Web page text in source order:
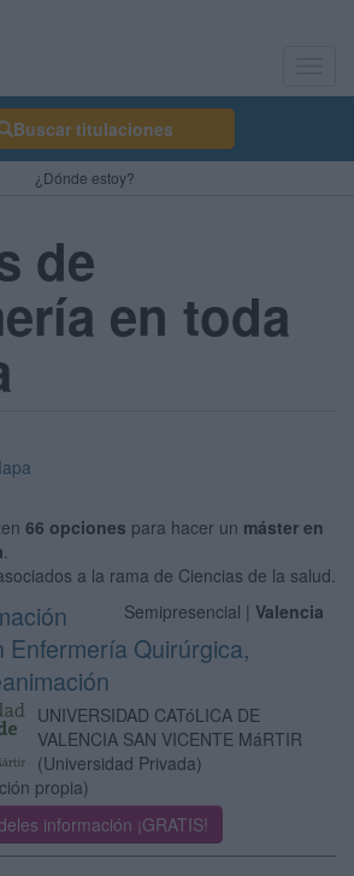
Buscar titulaciones
¿Dónde estoy?
de
en toda
66 opciones para hacer un máster en
.
a la rama de Ciencias de la salud.
Semipresencial | Valencia
Enfermería Quirúrgica,
UNIVERSIDAD CATóLICA DE
VALENCIA SAN VICENTE MáRTIR
(Universidad Privada)
propia)
información ¡GRATIS!